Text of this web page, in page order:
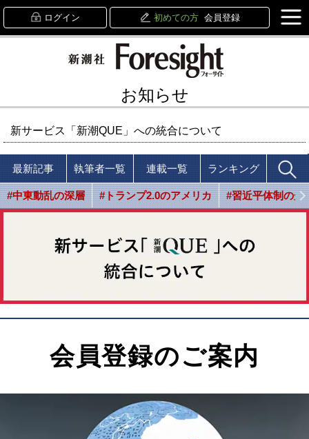
ログイン 初めての方 会員登録
お知らせ
新サービス「新潮QUE」への統合について
最新記事 執筆者一覧 連載一覧 ランキング
#中東動乱の深層 #トランプ2.0のアメリカ #習近平体制の光
会員登録のご案内